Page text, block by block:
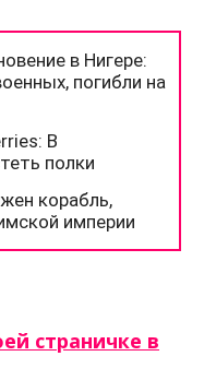
страничке в